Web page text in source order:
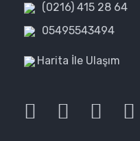
(0216) 415 28 64
05495543494
Harita İle Ulaşım